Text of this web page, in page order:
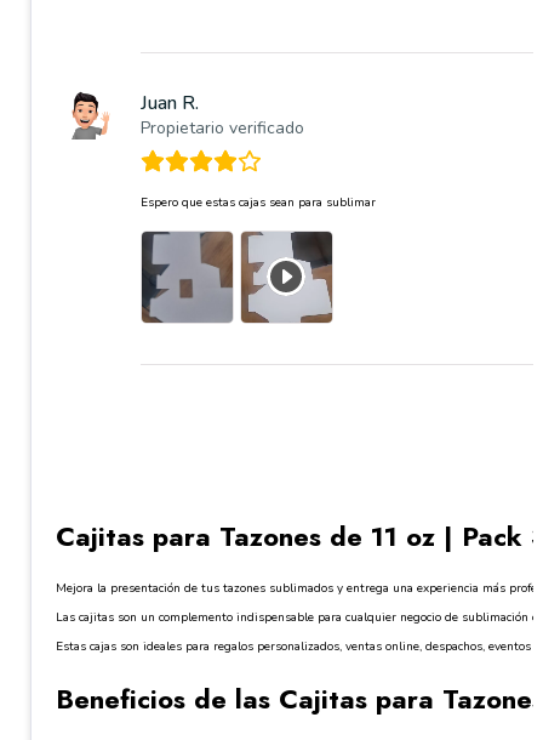
Juan R.
Propietario verificado
Espero que estas cajas sean para sublimar
Cajitas para Tazones de 11 oz |
Mejora la presentación de tus tazones sublimados y entrega una experiencia más
Las cajitas son un complemento indispensable para cualquier negocio de
Estas cajas son ideales para regalos personalizados, ventas online, despachos,
Beneficios de las Cajitas para Tazones